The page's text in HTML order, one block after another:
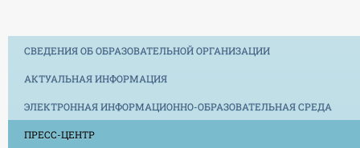
СВЕДЕНИЯ ОБ ОБРАЗОВАТЕЛЬНОЙ ОРГАНИЗАЦИИ
АКТУАЛЬНАЯ ИНФОРМАЦИЯ
ЭЛЕКТРОННАЯ ИНФОРМАЦИОННО-ОБРАЗОВАТЕЛЬНАЯ СРЕДА
ПРЕСС-ЦЕНТР